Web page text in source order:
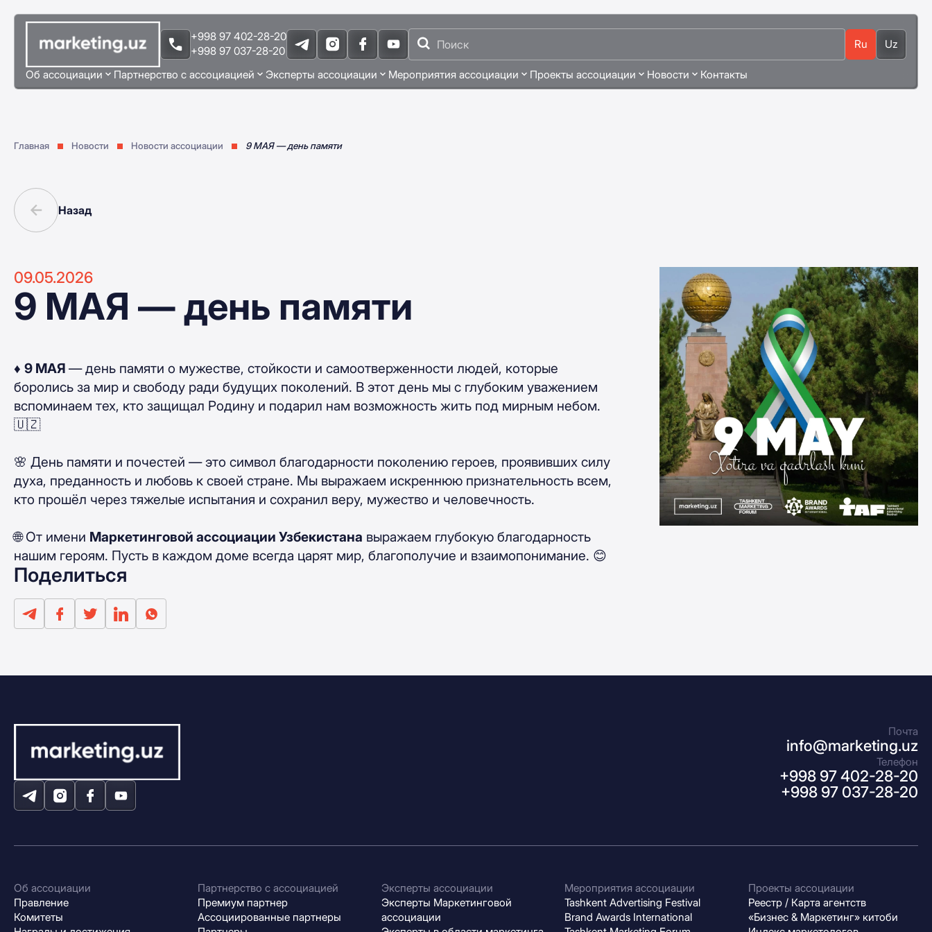
+998 97 402-28-20
+998 97 037-28-20
Ru Uz
Об ассоциации Партнерство с ассоциацией Эксперты ассоциации Мероприятия ассоциации Проекты ассоциации Новости Контакты
Главная Новости Новости ассоциации 9 МАЯ — день памяти
Назад
09.05.2026
9 МАЯ — день памяти
♦️ 9 МАЯ — день памяти о мужестве, стойкости и самоотверженности людей, которые
боролись за мир и свободу ради будущих поколений. В этот день мы с глубоким уважением
вспоминаем тех, кто защищал Родину и подарил нам возможность жить под мирным небом.
🇺🇿
🌸 День памяти и почестей — это символ благодарности поколению героев, проявивших силу
духа, преданность и любовь к своей стране. Мы выражаем искреннюю признательность всем,
кто прошёл через тяжелые испытания и сохранил веру, мужество и человечность.
🌐 От имени Маркетинговой ассоциации Узбекистана выражаем глубокую благодарность
нашим героям. Пусть в каждом доме всегда царят мир, благополучие и взаимопонимание. 😊
Поделиться
Почта
info@marketing.uz
Телефон
+998 97 402-28-20
+998 97 037-28-20
Об ассоциации
Правление
Комитеты
Партнерство с ассоциацией
Премиум партнер
Ассоциированные партнеры
Эксперты ассоциации
Эксперты Маркетинговой
ассоциации
Мероприятия ассоциации
Tashkent Advertising Festival
Brand Awards International
Проекты ассоциации
Реестр / Карта агентств
«Бизнес & Маркетинг» китоби